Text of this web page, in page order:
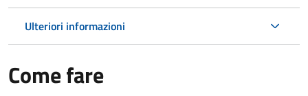
Ulteriori informazioni
Come fare